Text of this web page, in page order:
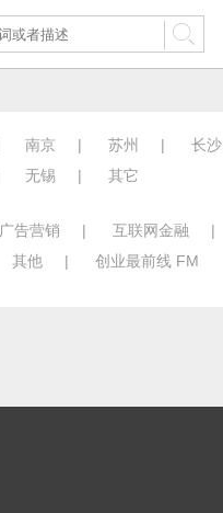
南京 | 苏州 | 长沙
无锡 | 其它
广告营销 | 互联网金融 |
其他 | 创业最前线 FM